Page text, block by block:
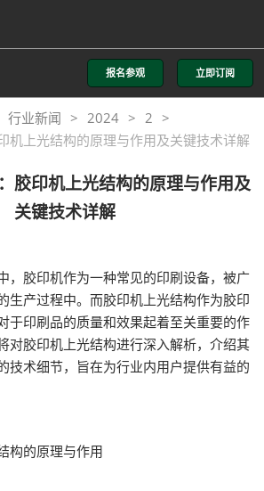
报名参观 立即订阅
行业新闻 2024
2
机上光结构的原理与作用及关键技术详解
胶印机上光结构的原理与作用及
关键技术详解
胶印机作为一种常见的印刷设备，被广
生产过程中。而胶印机上光结构作为胶印
于印刷品的质量和效果起着至关重要的作
对胶印机上光结构进行深入解析，介绍其
技术细节，旨在为行业内用户提供有益的
的原理与作用